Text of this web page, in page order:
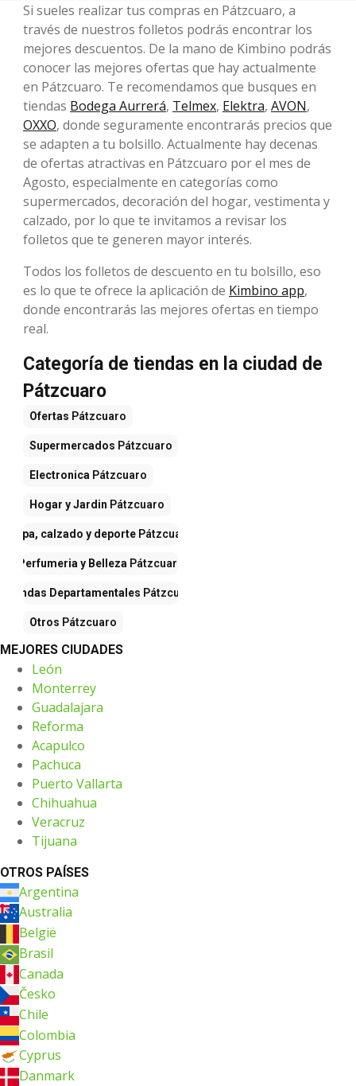
Si sueles realizar tus compras en Pátzcuaro, a
través de nuestros folletos podrás encontrar los
mejores descuentos. De la mano de Kimbino podrás
conocer las mejores ofertas que hay actualmente
en Pátzcuaro. Te recomendamos que busques en
tiendas Bodega Aurrerá, Telmex, Elektra, AVON,
OXXO, donde seguramente encontrarás precios que
se adapten a tu bolsillo. Actualmente hay decenas
de ofertas atractivas en Pátzcuaro por el mes de
Agosto, especialmente en categorías como
supermercados, decoración del hogar, vestimenta y
calzado, por lo que te invitamos a revisar los
folletos que te generen mayor interés.
Todos los folletos de descuento en tu bolsillo, eso
es lo que te ofrece la aplicación de Kimbino app,
donde encontrarás las mejores ofertas en tiempo
real.
Categoría de tiendas en la ciudad de
Pátzcuaro
Ofertas Pátzcuaro
Supermercados Pátzcuaro
Electronica Pátzcuaro
Hogar y Jardin Pátzcuaro
Ropa, calzado y deporte Pátzcuaro
Perfumeria y Belleza Pátzcuaro
Tiendas Departamentales Pátzcuaro
Otros Pátzcuaro
MEJORES CIUDADES
León
Monterrey
Guadalajara
Reforma
Acapulco
Pachuca
Puerto Vallarta
Chihuahua
Veracruz
Tijuana
OTROS PAÍSES
Argentina
Australia
België
Brasil
Canada
Česko
Chile
Colombia
Cyprus
Danmark